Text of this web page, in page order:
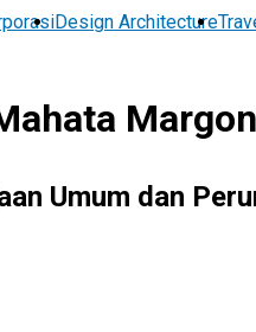
Design Architecture
Umum dan